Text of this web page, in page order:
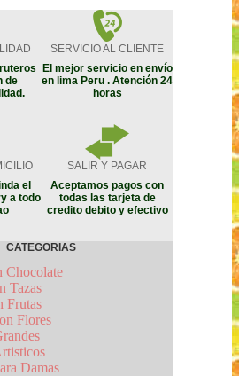
SERVICIO AL CLIENTE
de
El mejor servicio en envío
en lima Peru . Atención 24
horas
SALIR Y PAGAR
el
a todo
Aceptamos pagos con
todas las tarjeta de
credito debito y efectivo
CATEGORIAS
Chocolate
Tazas
Frutas
Flores
Damas